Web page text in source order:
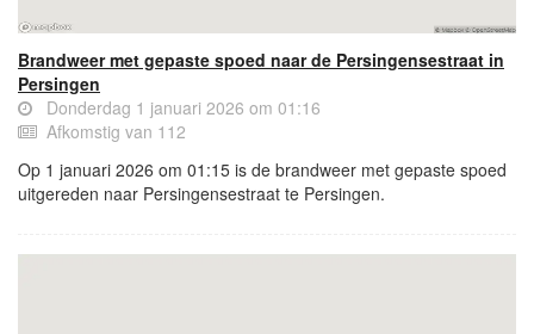
Brandweer met gepaste spoed naar de Persingensestraat in
Persingen
Donderdag 1 januari 2026 om 01:16
Afkomstig van 112
Op 1 januari 2026 om 01:15 is de brandweer met gepaste spoed
uitgereden naar Persingensestraat te Persingen.